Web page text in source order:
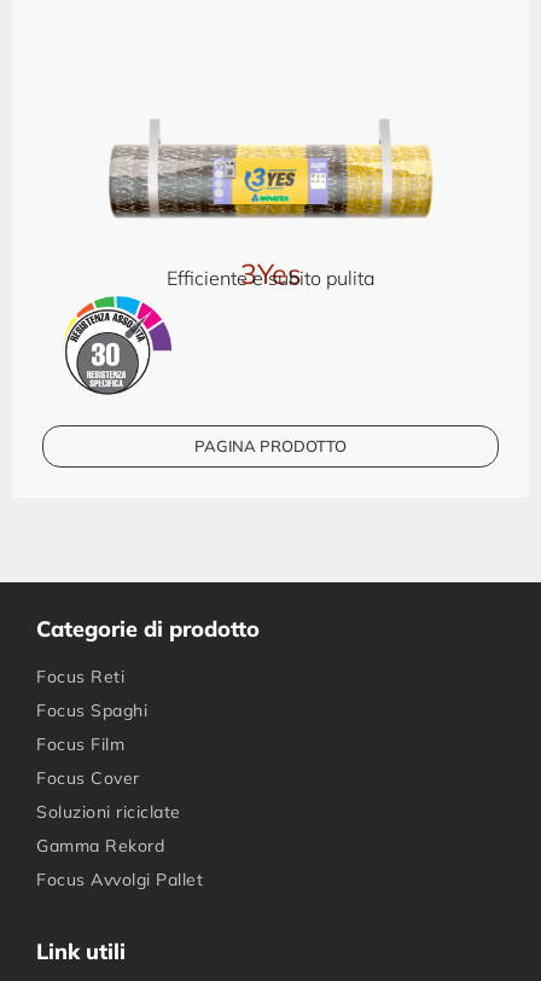
3Yes
Efficiente e subito pulita
PAGINA PRODOTTO
Categorie di prodotto
Focus Reti
Focus Spaghi
Focus Film
Focus Cover
Soluzioni riciclate
Gamma Rekord
Focus Avvolgi Pallet
Link utili